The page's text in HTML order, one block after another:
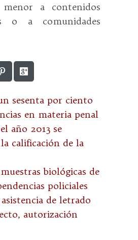
menor a contenidos
o a comunidades
sesenta por ciento
en materia penal
año 2013 se
calificación de la
biológicas de
policiales
de letrado
autorización